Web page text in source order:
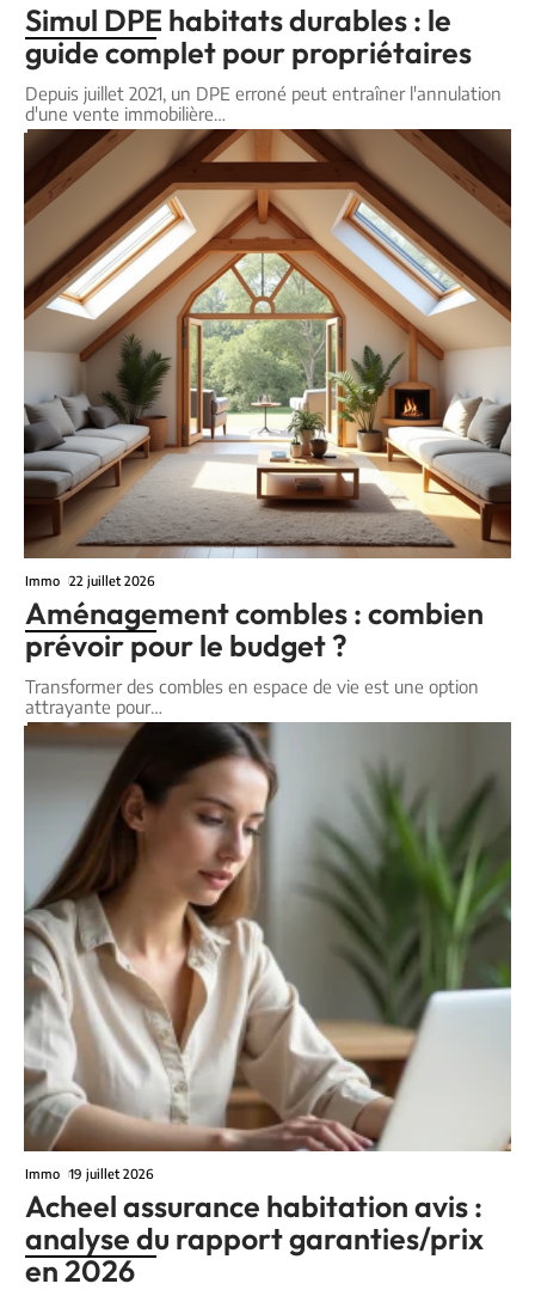
Simul DPE habitats durables : le
guide complet pour propriétaires
Depuis juillet 2021, un DPE erroné peut entraîner l'annulation
d'une vente immobilière…
Immo 22 juillet 2026
Aménagement combles : combien
prévoir pour le budget ?
Transformer des combles en espace de vie est une option
attrayante pour…
Immo 19 juillet 2026
Acheel assurance habitation avis :
analyse du rapport garanties/prix
en 2026